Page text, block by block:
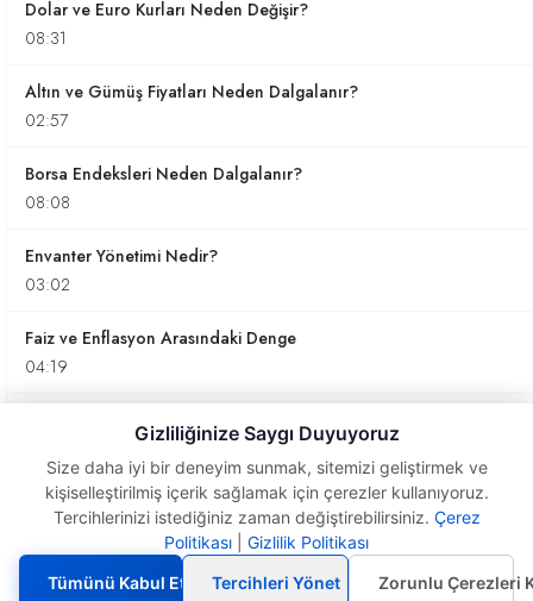
Dolar ve Euro Kurları Neden Değişir?
08:31
Altın ve Gümüş Fiyatları Neden Dalgalanır?
02:57
Borsa Endeksleri Neden Dalgalanır?
08:08
Envanter Yönetimi Nedir?
03:02
Faiz ve Enflasyon Arasındaki Denge
04:19
Kredi Kartı Kullanımının Avantajları ve Riskleri
Tasarruf Nedir?
13:07
Finansal Eğitim ve Tasarruf Alışkanlıkları
Nedir?
Gizliliğinize Saygı Duyuyoruz
Size daha iyi bir deneyim sunmak, sitemizi geliştirmek ve
kişiselleştirilmiş içerik sağlamak için çerezler kullanıyoruz.
Tercihlerinizi istediğiniz zaman değiştirebilirsiniz. Çerez
Politikası
Gizlilik Politikası
Tümünü Kabul Et
Tercihleri Yönet Zorunlu Çerezleri